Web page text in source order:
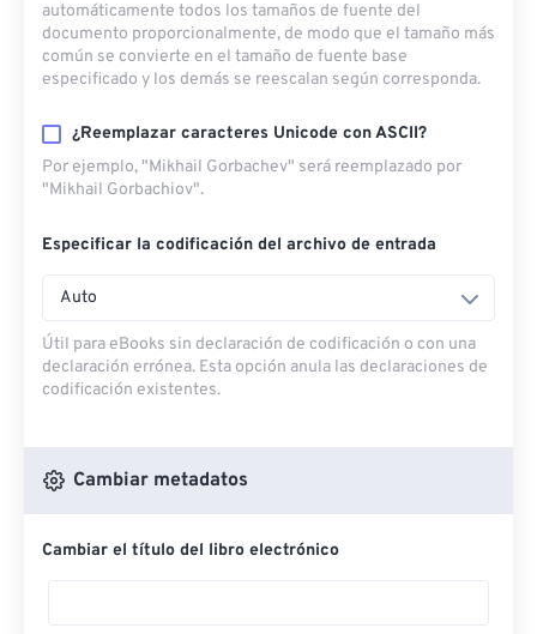
automáticamente todos los tamaños de fuente del
documento proporcionalmente, de modo que el tamaño más
común se convierte en el tamaño de fuente base
especificado y los demás se reescalan según corresponda.
¿Reemplazar caracteres Unicode con ASCII?
Por ejemplo, "Mikhail Gorbachev" será reemplazado por
"Mikhail Gorbachiov".
Especificar la codificación del archivo de entrada
Auto
Útil para eBooks sin declaración de codificación o con una
declaración errónea. Esta opción anula las declaraciones de
codificación existentes.
Cambiar metadatos
Cambiar el título del libro electrónico